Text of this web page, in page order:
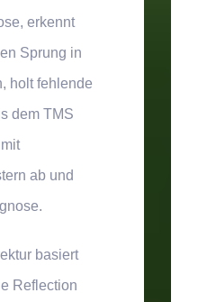
erkennt
Sprung in
holt fehlende
dem TMS
ab und
basiert
Reflection